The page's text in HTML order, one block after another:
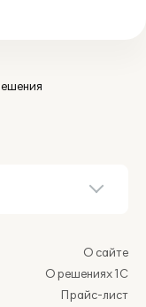
О сайте
О решениях 1С
Прайс-лист